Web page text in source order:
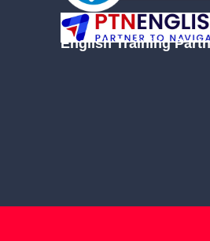
English Training